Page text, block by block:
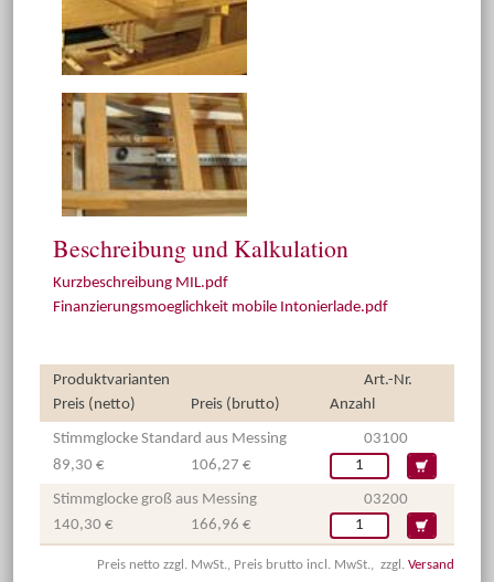
Beschreibung und Kalkulation
Kurzbeschreibung MIL.pdf
Finanzierungsmoeglichkeit mobile Intonierlade.pdf
Produktvarianten
Art.-Nr.
Preis (netto)
Preis (brutto) Anzahl
Stimmglocke Standard aus Messing
03100
89,30 €
106,27 €
Stimmglocke groß aus Messing
03200
140,30 €
166,96 €
Preis netto zzgl. MwSt., Preis brutto incl. MwSt., zzgl. Versand